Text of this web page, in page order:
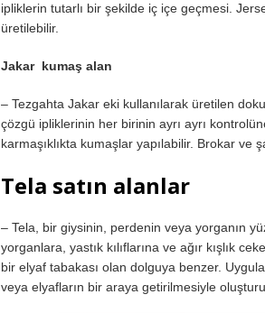
ipliklerin tutarlı bir şekilde iç içe geçmesi.
üretilebilir.
Jakar kumaş alan
– Tezgahta Jakar eki kullanılarak üretilen
çözgü ipliklerinin her birinin ayrı ayrı
karmaşıklıkta kumaşlar yapılabilir. Brokar ve
Tela satın alanlar
– Tela, bir giysinin, perdenin veya yorganın
yorganlara, yastık kılıflarına ve ağır kışlık
bir elyaf tabakası olan dolguya benzer.
veya elyafların bir araya getirilmesiyle